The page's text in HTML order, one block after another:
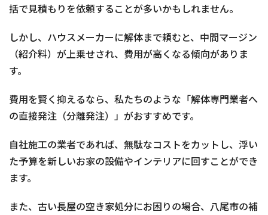
括で見積もりを依頼することが多いかもしれません。
しかし、ハウスメーカーに解体まで頼むと、中間マージン
（紹介料）が上乗せされ、費用が高くなる傾向がありま
す。
費用を賢く抑えるなら、私たちのような「解体専門業者へ
の直接発注（分離発注）」がおすすめです。
自社施工の業者であれば、無駄なコストをカットし、浮い
た予算を新しいお家の設備やインテリアに回すことができ
ます。
また、古い長屋の空き家処分にお困りの場合、八尾市の補